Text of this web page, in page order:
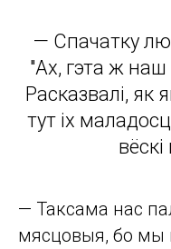
— Спачатку
"Ах, гэта ж наш
Расказвалі, як
тут іх
— Таксама нас
мясцовыя, бо мы